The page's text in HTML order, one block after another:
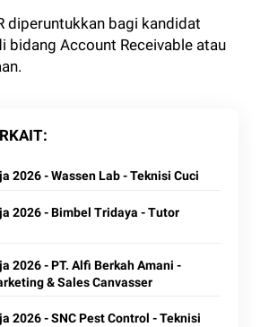
diperuntukkan bagi kandidat
bidang Account Receivable atau
2026 - Wassen Lab - Teknisi Cuci
2026 - Bimbel Tridaya - Tutor
2026 - PT. Alfi Berkah Amani -
& Sales Canvasser
2026 - SNC Pest Control - Teknisi